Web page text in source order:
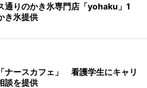
通りのかき氷専門店「yohaku」1
き氷提供
ナースカフェ」 看護学生にキャリ
談を提供